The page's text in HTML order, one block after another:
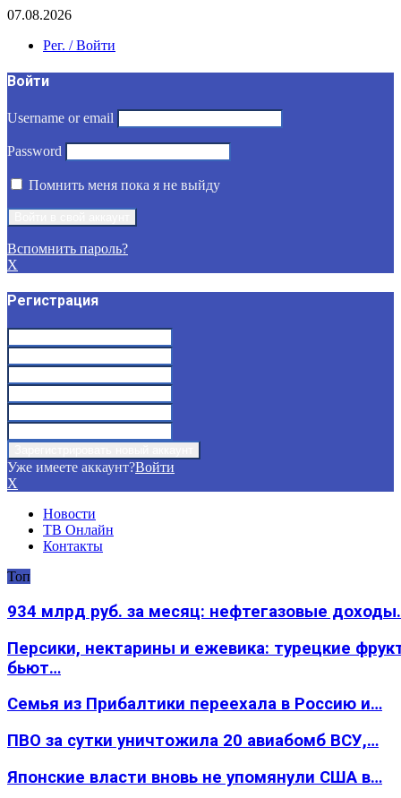
07.08.2026
Рег. / Войти
Войти
Username or email
Password
Помнить меня пока я не выйду
Вспомнить пароль?
X
Регистрация
Уже имеете аккаунт?Войти
X
Новости
ТВ Онлайн
Контакты
Топ
934 млрд руб. за месяц: нефтегазовые
Персики, нектарины и ежевика: турецкие
бьют…
Семья из Прибалтики переехала в Россию и…
ПВО за сутки уничтожила 20 авиабомб ВСУ,…
Японские власти вновь не упомянули США в…